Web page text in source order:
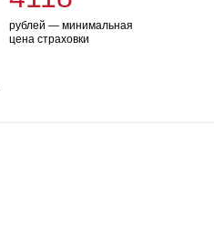
рублей — минимальная
цена страховки